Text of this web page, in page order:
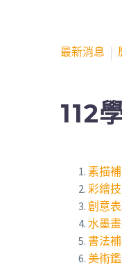
最新消息
112
素描
彩繪
創意
水墨
書法
美術